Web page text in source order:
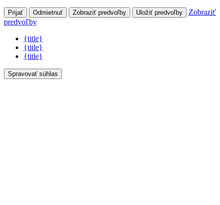
Prijať Odmietnuť Zobraziť predvoľby Uložiť predvoľby
Zobraziť
predvoľby
{title}
{title}
{title}
Spravovať súhlas